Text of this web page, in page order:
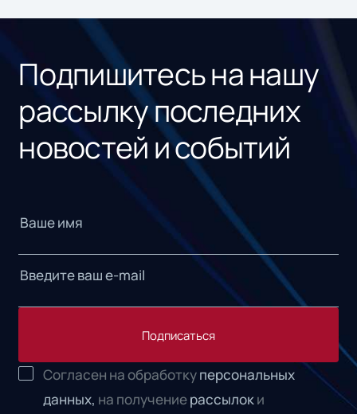
Подпишитесь на нашу
рассылку последних
новостей и событий
Подписаться
Согласен на обработкуперсональных
данных, на получениерассылоки